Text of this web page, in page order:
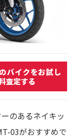
バイクをお試し
査定する
のあるネイキッ
03がおすすめで